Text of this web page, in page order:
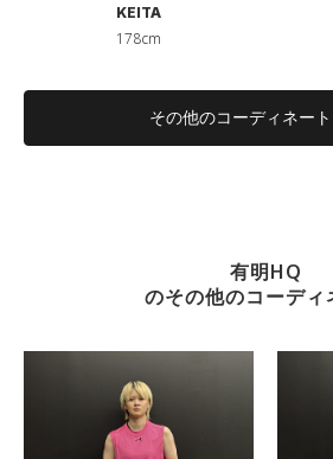
KEITA
178cm
その他のコーディネー
有明HQ
のその他のコーディ